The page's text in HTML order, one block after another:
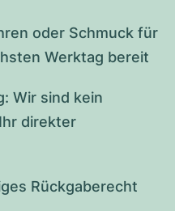
oder Schmuck für
Werktag bereit
Wir sind kein
direkter
Rückgaberecht